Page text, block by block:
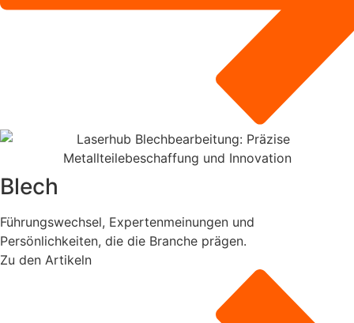
Blech
Führungswechsel, Expertenmeinungen und
Persönlichkeiten, die die Branche prägen.
Zu den Artikeln